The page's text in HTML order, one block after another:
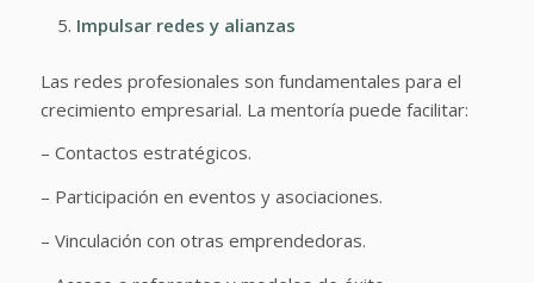
Impulsar redes y alianzas
Las redes profesionales son fundamentales para el
crecimiento empresarial. La mentoría puede facilitar:
– Contactos estratégicos.
– Participación en eventos y asociaciones.
– Vinculación con otras emprendedoras.